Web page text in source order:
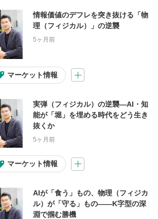
情報価値のデフレを突き抜ける「物
理（フィジカル）」の逆襲
5ヶ月前
マーケット情報
実弾（フィジカル）の逆襲―AI・知
能が「堀」を埋める時代をどう生き
抜くか
5ヶ月前
マーケット情報
AIが「食う」もの、物理（フィジカ
ル）が「守る」もの――K字型の深
淵で掴む勝機